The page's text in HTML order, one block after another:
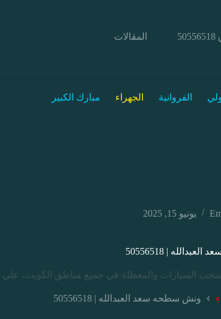
المقالات
الفروانية الجهراء مبارك الكبير
يونيو 15, 2025
| 50556518
ونش سطحه سعد العبدالله | 50556518